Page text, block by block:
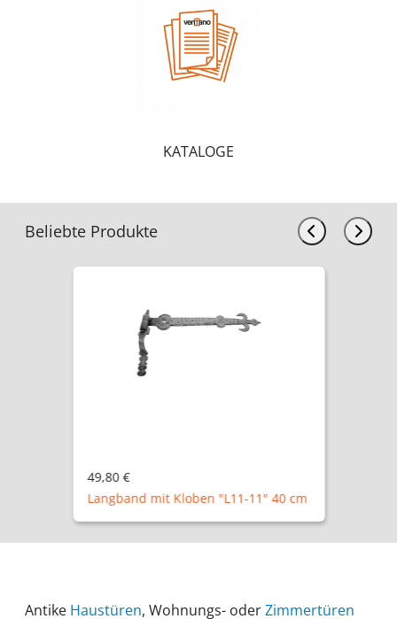
KATALOGE
Beliebte Produkte
49,80 €
Langband mit Kloben "L11-11" 40 cm
Antike Haustüren, Wohnungs- oderZimmertüren